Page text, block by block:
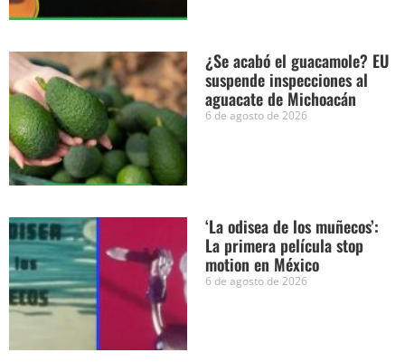
¿Se acabó el guacamole? EU
suspende inspecciones al
aguacate de Michoacán
6 de agosto de 2026
‘La odisea de los muñecos’:
La primera película stop
motion en México
6 de agosto de 2026